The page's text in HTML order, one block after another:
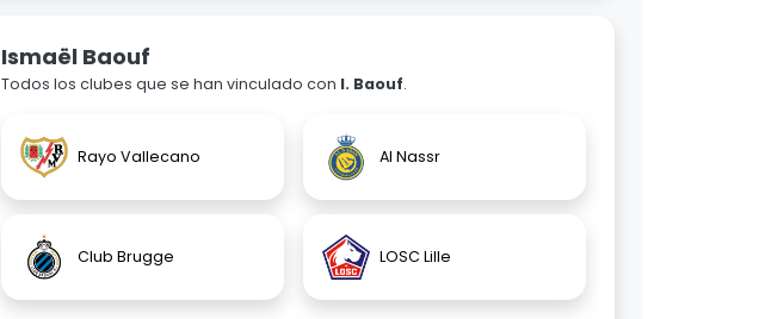
Ismaël Baouf
Todos los clubes que se han vinculado con I. Baouf.
Rayo Vallecano Al Nassr
Club Brugge LOSC Lille